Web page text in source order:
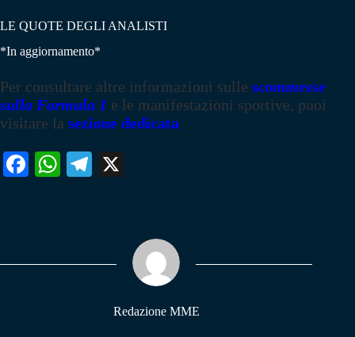
LE QUOTE DEGLI ANALISTI
*In aggiornamento*
Per consultare altre informazioni sulle scommesse
sulla Formula 1 e le manifestazioni sportive, puoi
visitare la sezione dedicata
Fa W
pp
Te
m
Redazione MME